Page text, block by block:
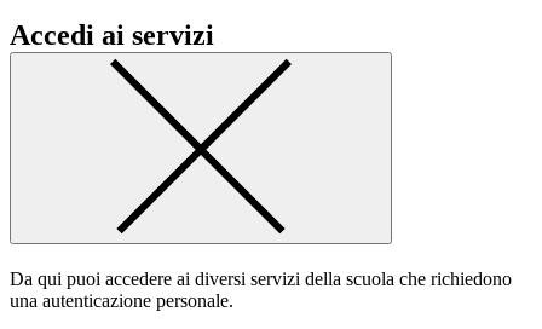
Accedi ai servizi
Da qui puoi accedere ai diversi servizi della scuola che richiedono
una autenticazione personale.